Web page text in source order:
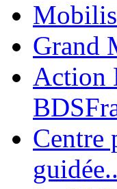
Grand
Action
Centre